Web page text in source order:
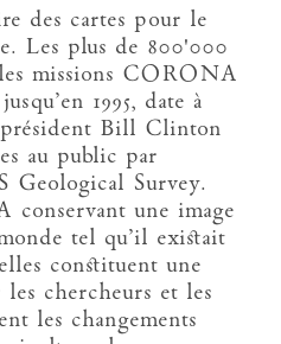
des cartes pour le
Les plus de 800'000
missions CORONA
1995, date à
Bill Clinton
au public par
Geological Survey.
conservant une image
tel qu’il existait
constituent une
chercheurs et les
les changements